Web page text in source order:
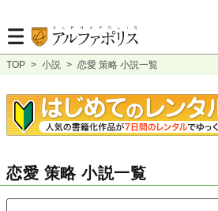
TOP > 小説 > 恋愛 策略 小説一覧
恋愛 策略 小説一覧